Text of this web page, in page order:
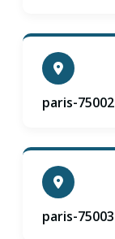
paris-75002
paris-75003